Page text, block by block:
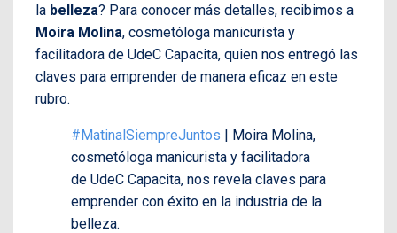
la belleza? Para conocer más detalles, recibimos a
Moira Molina, cosmetóloga manicurista y
facilitadora de UdeC Capacita, quien nos entregó las
claves para emprender de manera eficaz en este
rubro.
#MatinalSiempreJuntos | Moira Molina,
cosmetóloga manicurista y facilitadora
de UdeC Capacita, nos revela claves para
emprender con éxito en la industria de la
belleza.